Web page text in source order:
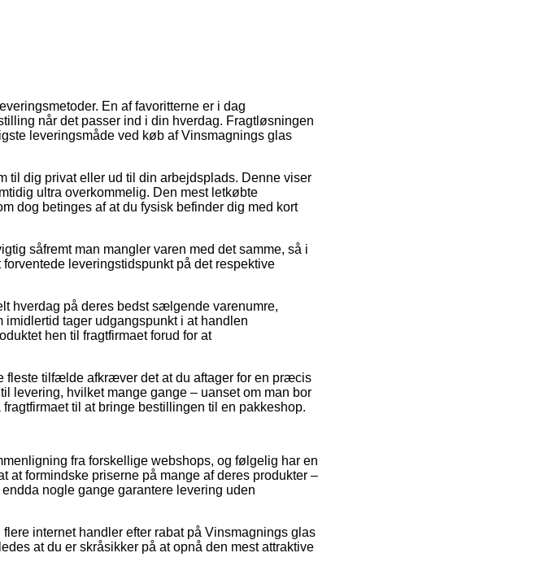
En af favoritterne er i dag
når det passer ind i din hverdag. Fragtløsningen
leveringsmåde ved køb af Vinsmagnings glas
til dig privat eller ud til din arbejdsplads. Denne viser
ultra overkommelig. Den mest letkøbte
dog betinges af at du fysisk befinder dig med kort
såfremt man mangler varen med det samme, så i
leveringstidspunkt på det respektive
hverdag på deres bedst sælgende varenumre,
tager udgangspunkt i at handlen
hen til fragtfirmaet forud for at
fleste tilfælde afkræver det at du aftager for en præcis
levering, hvilket mange gange – uanset om man bor
til at bringe bestillingen til en pakkeshop.
fra forskellige webshops, og følgelig har en
formindske priserne på mange af deres produkter –
nogle gange garantere levering uden
internet handler efter rabat på Vinsmagnings glas
at du er skråsikker på at opnå den mest attraktive